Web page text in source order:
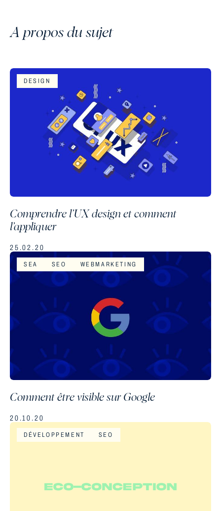
A propos du sujet
Comprendre l’UX design et comment
l’appliquer
DESIGN
25.02.20
Comment être visible sur Google
SEA SEO WEBMARKETING
20.10.20
DÉVELOPPEMENT SEO